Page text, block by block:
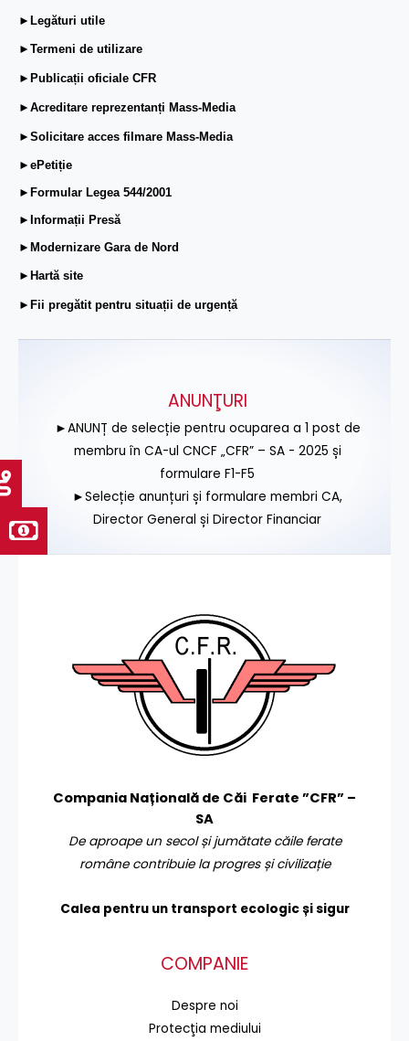
►Legături utile
►Termeni de utilizare
►Publicații oficiale CFR
►Acreditare reprezentanți Mass-Media
►Solicitare acces filmare Mass-Media
►ePetiție
►Formular Legea 544/2001
►Informații Presă
►Modernizare Gara de Nord
►Hartă site
►Fii pregătit pentru situații de urgență
ANUNŢURI
►ANUNȚ de selecție pentru ocuparea a 1 post de
membru în CA-ul CNCF „CFR” – SA - 2025 și
formulare F1-F5
►Selecție anunțuri și formulare membri CA,
Director General și Director Financiar
Compania Națională de Căi Ferate ”CFR” –
SA
De aproape un secol și jumătate căile ferate
române contribuie la progres și civilizație
Calea pentru un transport ecologic și sigur
COMPANIE
Despre noi
Protecţia mediului